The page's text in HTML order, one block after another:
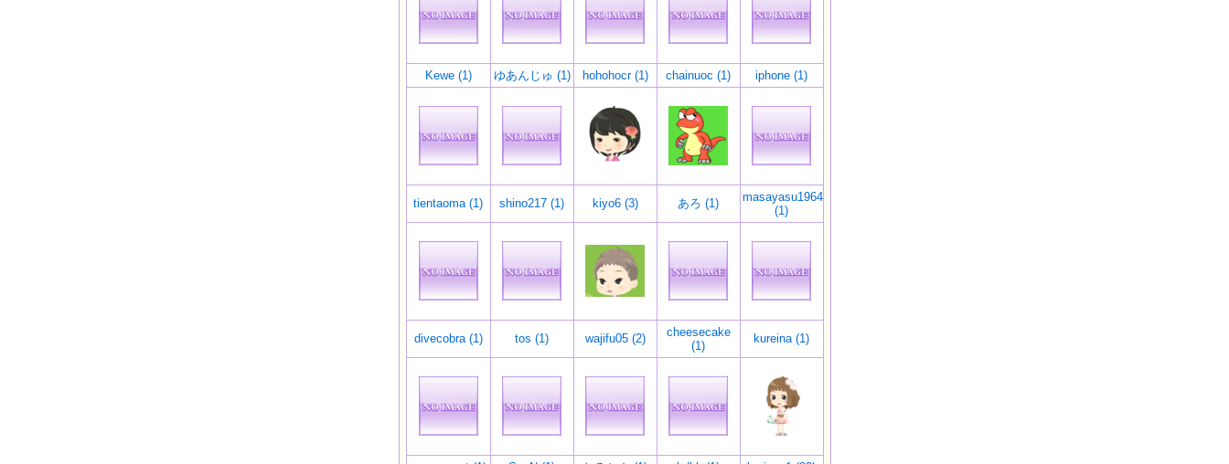
Kewe (1) ゆあんじゅ (1) hohohocr (1) chainuoc (1) iphone (1)
tientaoma (1) shino217 (1) kiyo6 (3) あろ (1)
masayasu1964
(1)
divecobra (1) tos (1) wajifu05 (2)
cheesecake
(1)
kureina (1)